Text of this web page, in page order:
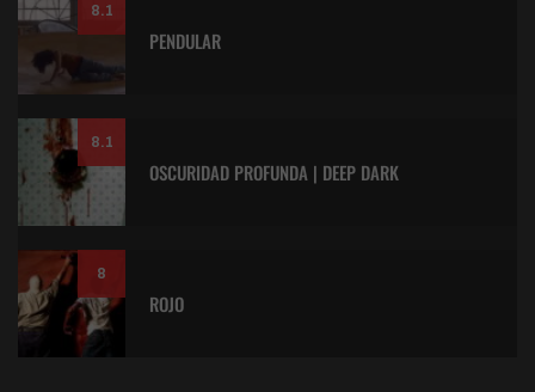
8.1
PENDULAR
8.1
OSCURIDAD PROFUNDA | DEEP DARK
8
ROJO